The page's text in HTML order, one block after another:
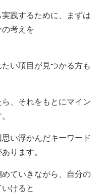
践するために、まずは
の考えを
い項目が見つかる方も
、それをもとにマイン
い浮かんだキーワード
ります。
ていきながら、自分の
けると